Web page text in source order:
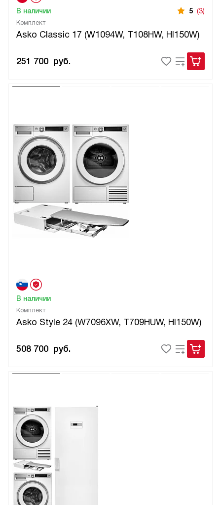
Комплект
Asko Classic 17 (W1094W, T108HW, HI150W)
В наличии 5 (3)
251 700 руб.
Комплект
Asko Style 24 (W7096XW, T709HUW, HI150W)
В наличии
508 700 руб.